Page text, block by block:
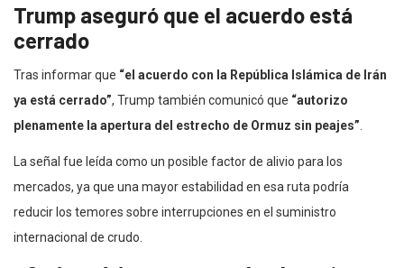
Trump aseguró que el acuerdo está
cerrado
Tras informar que “el acuerdo con la República Islámica de Irán
ya está cerrado”, Trump también comunicó que “autorizo
plenamente la apertura del estrecho de Ormuz sin peajes”
La señal fue leída como un posible factor de alivio para los
mercados, ya que una mayor estabilidad en esa ruta podría
reducir los temores sobre interrupciones en el suministro
internacional de crudo.